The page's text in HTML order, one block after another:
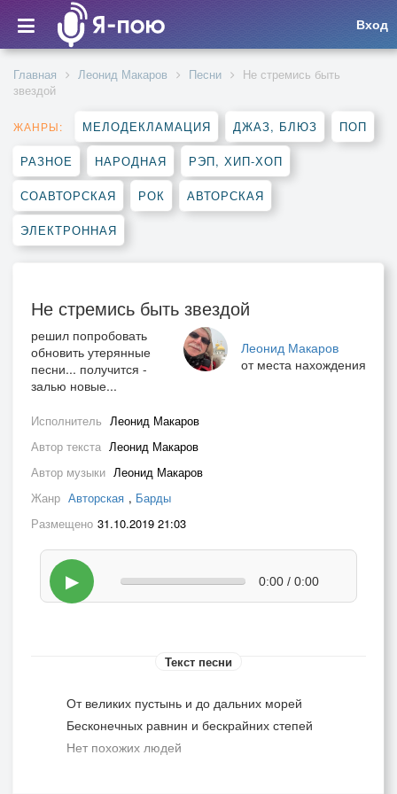
Вход
Главная Леонид Макаров Песни
Не стремись быть
звездой
ЖАНРЫ: МЕЛОДЕКЛАМАЦИЯ ДЖАЗ, БЛЮЗ ПОП
РАЗНОЕ НАРОДНАЯ РЭП, ХИП-ХОП
СОАВТОРСКАЯ РОК АВТОРСКАЯ
ЭЛЕКТРОННАЯ
Не стремись быть звездой
Леонид Макаров
от места нахождения
решил попробовать
обновить утерянные
песни... получится -
залью новые...
Исполнитель Леонид Макаров
Автор текста Леонид Макаров
Автор музыки Леонид Макаров
Жанр Авторская , Барды
Размещено 31.10.2019 21:03
▶ 0:00 / 0:00
Текст песни
От великих пустынь и до дальних морей
Бесконечных равнин и бескрайних степей
Нет похожих людей